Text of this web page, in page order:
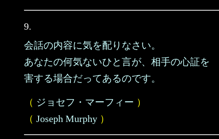
9.
会話の内容に気を配りなさい。
あなたの何気ないひと言が、相手の心証を
害する場合だってあるのです。
（ ジョセフ・マーフィー ）
（ Joseph Murphy ）